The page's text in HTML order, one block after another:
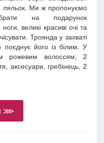
ляльок. Ми ж пропонуємо
на подарунок
великі красиві очі та
Троянда у захваті
поєднує його із білим. У
рожевим волоссям, 2
аксесуари, гребінець, 2
⋙